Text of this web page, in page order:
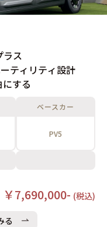
ラス
ティリティ設計
する
ベースカー
PV5
￥7,690,000- (税込)
る